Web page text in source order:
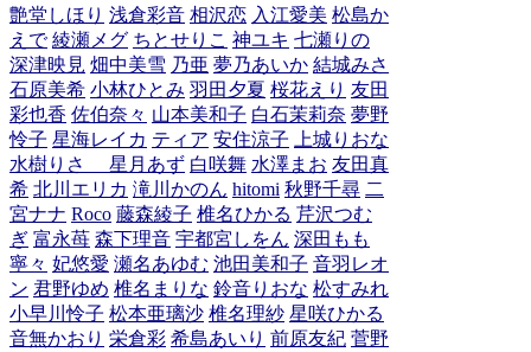
艶堂しほり 浅倉彩音 相沢恋 入江愛美 松島か
えで 綾瀬メグ ちとせりこ 神ユキ 七瀬りの
深津映見 畑中美雪 乃亜 夢乃あいか 結城みさ
石原美希 小林ひとみ 羽田夕夏 桜花えり 友田
彩也香 佐伯奈々 山本美和子 白石茉莉奈 夢野
怜子 星海レイカ ティア 安住涼子
上城りおな
水樹りさ 星月あず 白咲舞 水澤まお 友田真
希 北川エリカ 滝川かのん hitomi 秋野千尋 二
宮ナナ Roco 藤森綾子 椎名ひかる 芹沢つむ
ぎ 富永苺 森下理音 宇都宮しをん 深田もも
寧々 妃悠愛 瀬名あゆむ 池田美和子 音羽レオ
ン 君野ゆめ 椎名まりな 鈴音りおな 松すみれ
小早川怜子 松本亜璃沙 椎名理紗 星咲ひかる
音無かおり 栄倉彩 希島あいり 前原友紀 菅野